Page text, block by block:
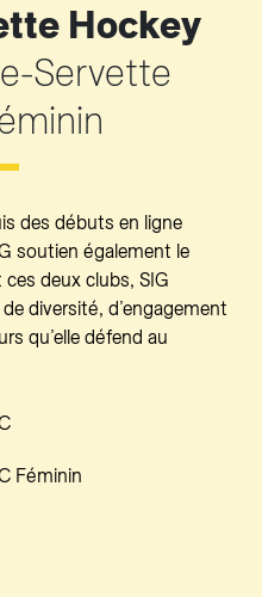
Hockey
Servette
des débuts en ligne
soutien également le
deux clubs, SIG
diversité, d’engagement
qu’elle défend au
Féminin